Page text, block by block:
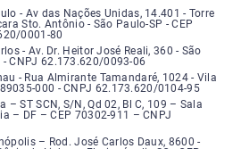
- Endereço: Avenida das Nações Unidas,
- Av das Nações Unidas, 14.401 - Torre
Sto. Antônio - São Paulo-SP - CEP
0001-80
- Endereço: Avenida Doutor Heitor José
- Av. Dr. Heitor José Reali, 360 - São
- CNPJ 62.173.620/0093-06
- Endereço: Rua Almirante Tamandaré,
- Rua Almirante Tamandaré, 1024 - Vila
000 - CNPJ 62.173.620/0104-95
Setor Comercial Norte, sem
ST SCN, S/N, Qd 02, Bl C, 109 – Sala
– DF – CEP 70302-911 – CNPJ
Endereço: Rodovia José Carlos, número
– Rod. José Carlos Daux, 8600 -